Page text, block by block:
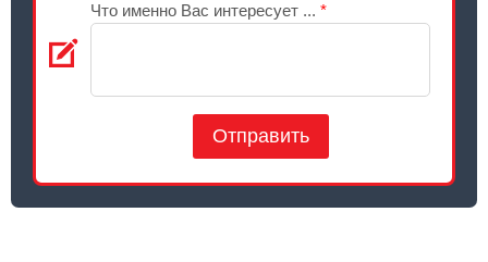
Что именно Вас интересует ... *
Отправить